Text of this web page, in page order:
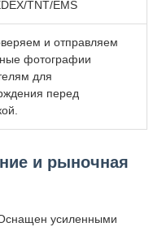
TNT/EMS
и отправляем
фотографии
для
перед
и рыночная
усиленными